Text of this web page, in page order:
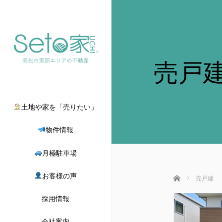
土地や家を「売りたい」
物件情報
月極駐車場
お客様の声
採用情報
売戸
ホーム 売戸建